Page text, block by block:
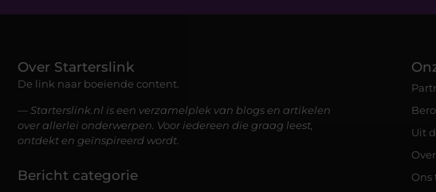
Over Starterslink
De link naar boeiende content.
— Starterslink.nl is een verzamelplek van blogs en artikelen
over allerlei onderwerpen. Voor iedereen die graag leest,
ontdekt en geïnspireerd wordt.
Bericht categorie
Uit
Ons